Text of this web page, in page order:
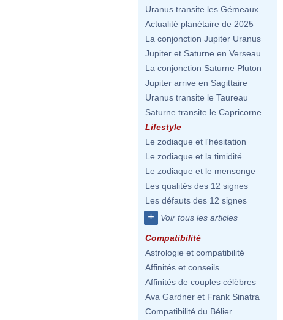
Uranus transite les Gémeaux
Actualité planétaire de 2025
La conjonction Jupiter Uranus
Jupiter et Saturne en Verseau
La conjonction Saturne Pluton
Jupiter arrive en Sagittaire
Uranus transite le Taureau
Saturne transite le Capricorne
Lifestyle
Le zodiaque et l'hésitation
Le zodiaque et la timidité
Le zodiaque et le mensonge
Les qualités des 12 signes
Les défauts des 12 signes
+ Voir tous les articles
Compatibilité
Astrologie et compatibilité
Affinités et conseils
Affinités de couples célèbres
Ava Gardner et Frank Sinatra
Compatibilité du Bélier